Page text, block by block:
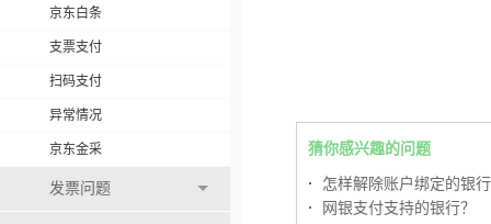
京东白条
支票支付
扫码支付
异常情况
京东金采
发票问题
猜你感兴趣的问题
·
怎样解除账户绑定的银
·
网银支付支持的银行？